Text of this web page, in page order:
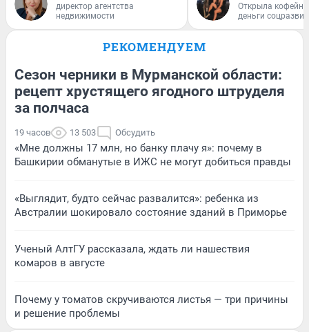
директор агентства
недвижимости
Открыла
деньги
РЕКОМЕНДУЕМ
Сезон черники в Мурманской области:
рецепт хрустящего ягодного штруделя
за полчаса
19 часов 13 503 Обсудить
«Мне должны 17 млн, но банку плачу я»: почему в
Башкирии обманутые в ИЖС не могут добиться правды
«Выглядит, будто сейчас развалится»: ребенка из
Австралии шокировало состояние зданий в Приморье
Ученый АлтГУ рассказала, ждать ли нашествия
комаров в августе
Почему у томатов скручиваются листья — три причины
и решение проблемы